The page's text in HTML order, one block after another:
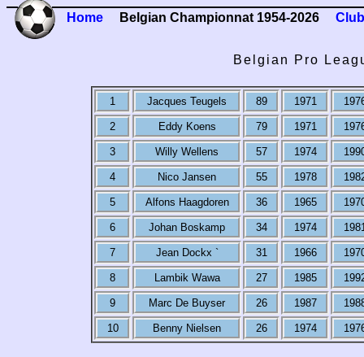
Home Belgian Championnat 1954-2026
Belgian Pro
1 Jacques Teugels 89 1971
2 Eddy Koens 79 1971
3 Willy Wellens 57 1974
4 Nico Jansen 55 1978
5 Alfons Haagdoren 36 1965
6 Johan Boskamp 34 1974
7 Jean Dockx ` 31 1966
8 Lambik Wawa 27 1985
9 Marc De Buyser 26 1987
10 Benny Nielsen 26 1974